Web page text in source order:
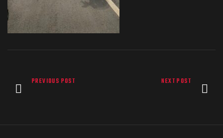
PREVIOUS POST NEXT POST